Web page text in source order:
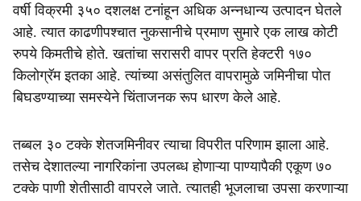
वर्षी विक्रमी ३५० दशलक्ष टनांहून अधिक अन्नधान्य उत्पादन घेतले
आहे. त्यात काढणीपश्चात नुकसानीचे प्रमाण सुमारे एक लाख कोटी
रुपये किमतीचे होते. खतांचा सरासरी वापर प्रति हेक्टरी १७०
किलोग्रॅम इतका आहे. त्यांच्या असंतुलित वापरामुळे जमिनीचा पोत
बिघडण्याच्या समस्येने चिंताजनक रूप धारण केले आहे.
तब्बल ३० टक्के शेतजमिनीवर त्याचा विपरीत परिणाम झाला आहे.
तसेच देशातल्या नागरिकांना उपलब्ध होणाऱ्या पाण्यापैकी एकूण ७०
टक्के पाणी शेतीसाठी वापरले जाते. त्यातही भूजलाचा उपसा करणाऱ्या